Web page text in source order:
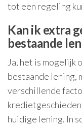
tot een regeling
Kan ik extra
bestaande
Ja, het is mogelijk
bestaande lening,
verschillende
huidige lening. In